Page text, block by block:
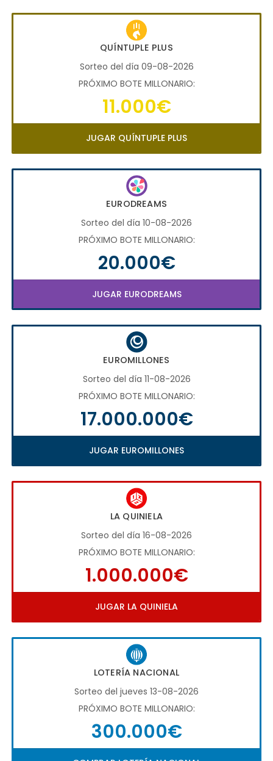
QUÍNTUPLE PLUS
Sorteo del día 09-08-2026
PRÓXIMO BOTE MILLONARIO:
11.000€
JUGAR QUÍNTUPLE PLUS
EURODREAMS
Sorteo del día 10-08-2026
PRÓXIMO BOTE MILLONARIO:
20.000€
JUGAR EURODREAMS
EUROMILLONES
Sorteo del día 11-08-2026
PRÓXIMO BOTE MILLONARIO:
17.000.000€
JUGAR EUROMILLONES
LA QUINIELA
Sorteo del día 16-08-2026
PRÓXIMO BOTE MILLONARIO:
1.000.000€
JUGAR LA QUINIELA
LOTERÍA NACIONAL
Sorteo del jueves 13-08-2026
PRÓXIMO BOTE MILLONARIO:
300.000€